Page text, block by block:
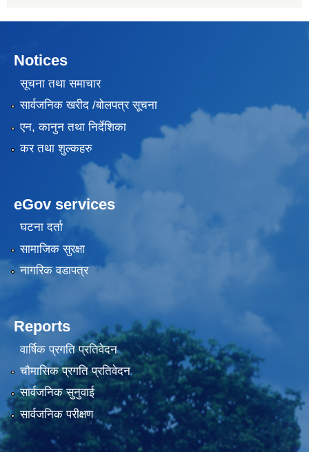
Notices
सूचना तथा समाचार
सार्वजनिक खरीद /बोलपत्र सूचना
एन, कानुन तथा निर्देशिका
कर तथा शुल्कहरु
eGov services
घटना दर्ता
सामाजिक सुरक्षा
नागरिक वडापत्र
Reports
वार्षिक प्रगति प्रतिवेदन
चौमासिक प्रगति प्रतिवेदन
सार्वजनिक सुनुवाई
सार्वजनिक परीक्षण